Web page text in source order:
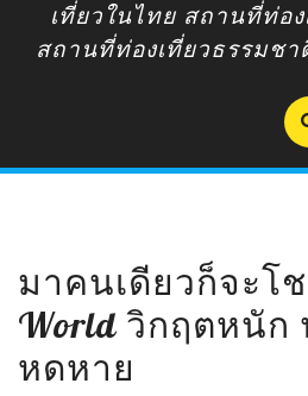
เที่ยวในไทย สถานที่ท่อ
สถานที่ท่องเที่ยวธรรมช
มาคนเดียวก็จะโช
World วิกฤตหนัก
หดหาย